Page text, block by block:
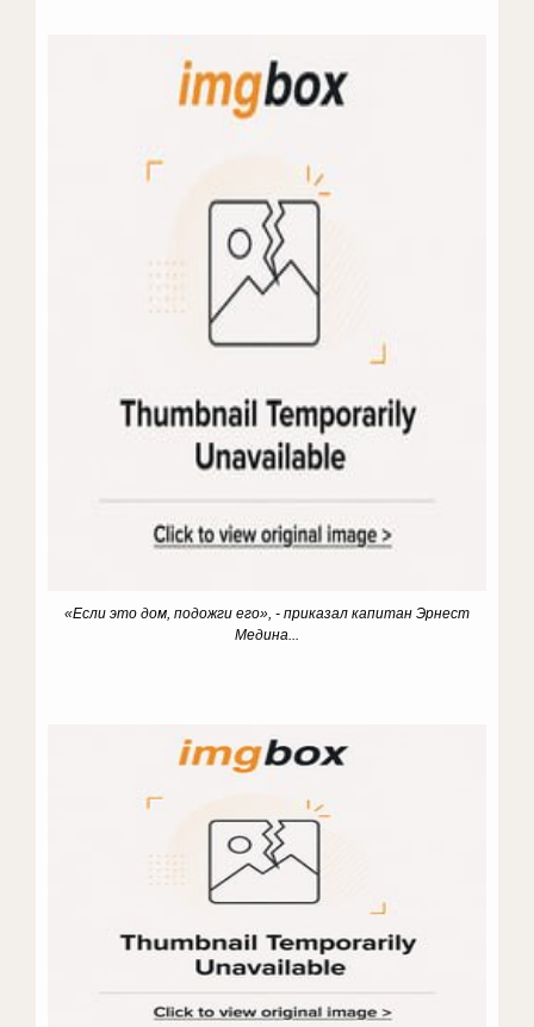
«Если это дом, подожги его», - приказал капитан Эрнест
Медина...